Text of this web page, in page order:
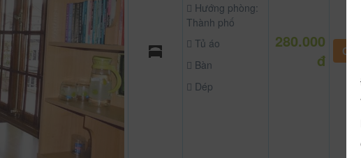
Hướng phòng:
Thành phố
Tủ áo
Bàn
Dép
280.000
đ